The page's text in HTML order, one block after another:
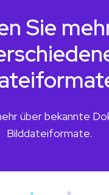
Sie
über bekannte
Bilddateiformate.